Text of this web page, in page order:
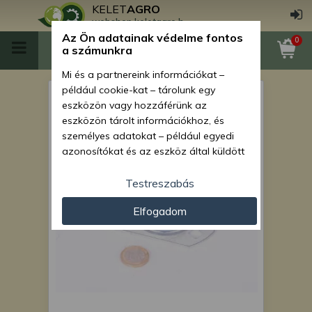
KELETAGRO
webshop.keletagro.hu
0
Csapágy lemezház Monosem
vetőgépekhez
Az Ön adatainak védelme fontos
a számunkra
Mi és a partnereink információkat –
például cookie-kat – tárolunk egy
eszközön vagy hozzáférünk az
eszközön tárolt információkhoz, és
személyes adatokat – például egyedi
azonosítókat és az eszköz által küldött
személyre szabott hirdetések és
tartalom nyújtásához, hirdetés- és
tartalomméréshez, nézettségi adatok
gyűjtéséhez, valamint termékek
kifejlesztéséhez és a termékek
javításához. Az Ön engedélyével mi és a
Testreszabás
Elfogadom